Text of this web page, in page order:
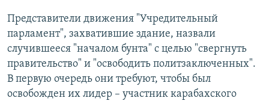
Представители движения "Учредительный
парламент", захватившие здание, назвали
случившееся "началом бунта" с целью "свергнуть
правительство" и "освободить политзаключенных".
В первую очередь они требуют, чтобы был
освобожден их лидер – участник карабахского